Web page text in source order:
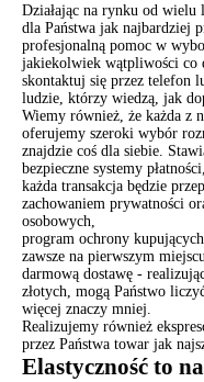
Działając na rynku od wielu
dla Państwa jak najbardziej
profesjonalną pomoc w
jakiekolwiek wątpliwości co
skontaktuj się przez telefon
ludzie, którzy wiedzą, jak
Wiemy również, że każda z
oferujemy szeroki wybór
znajdzie coś dla siebie.
bezpieczne systemy
każda transakcja będzie
zachowaniem prywatności
osobowych,
program ochrony
zawsze na pierwszym miejscu,
darmową dostawę -
złotych, mogą Państwo
więcej znaczy mniej.
Realizujemy również
przez Państwa towar jak
Elastyczność to